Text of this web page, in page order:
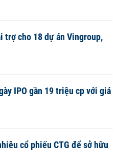
trợ cho 18 dự án Vingroup,
IPO gần 19 triệu cp với giá
cổ phiếu CTG để sở hữu